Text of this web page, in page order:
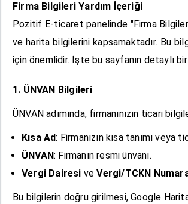
Firma Bilgileri Yardım İçeriği
Pozitif E-ticaret panelinde "Firma
ve harita bilgilerini kapsamaktadır. Bu
için önemlidir. İşte bu sayfanın detaylı bir
1. ÜNVAN Bilgileri
ÜNVAN adımında, firmanınızın ticari
Kısa Ad: Firmanızın kısa tanımı veya
ÜNVAN: Firmanın resmi ünvanı.
Vergi Dairesi veVergi/TCKN
Bu bilgilerin doğru girilmesi, Google